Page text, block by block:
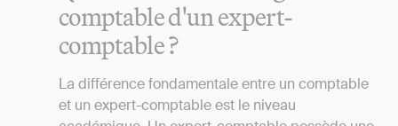
comptable d'un expert-
comptable ?
La différence fondamentale entre un comptable
et un expert-comptable est le niveau